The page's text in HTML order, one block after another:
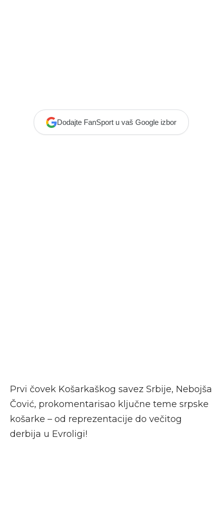
Dodajte FanSport u vaš Google izbor
Prvi čovek Košarkaškog savez Srbije, Nebojša
Čović, prokomentarisao ključne teme srpske
košarke – od reprezentacije do večitog
derbija u Evroligi!